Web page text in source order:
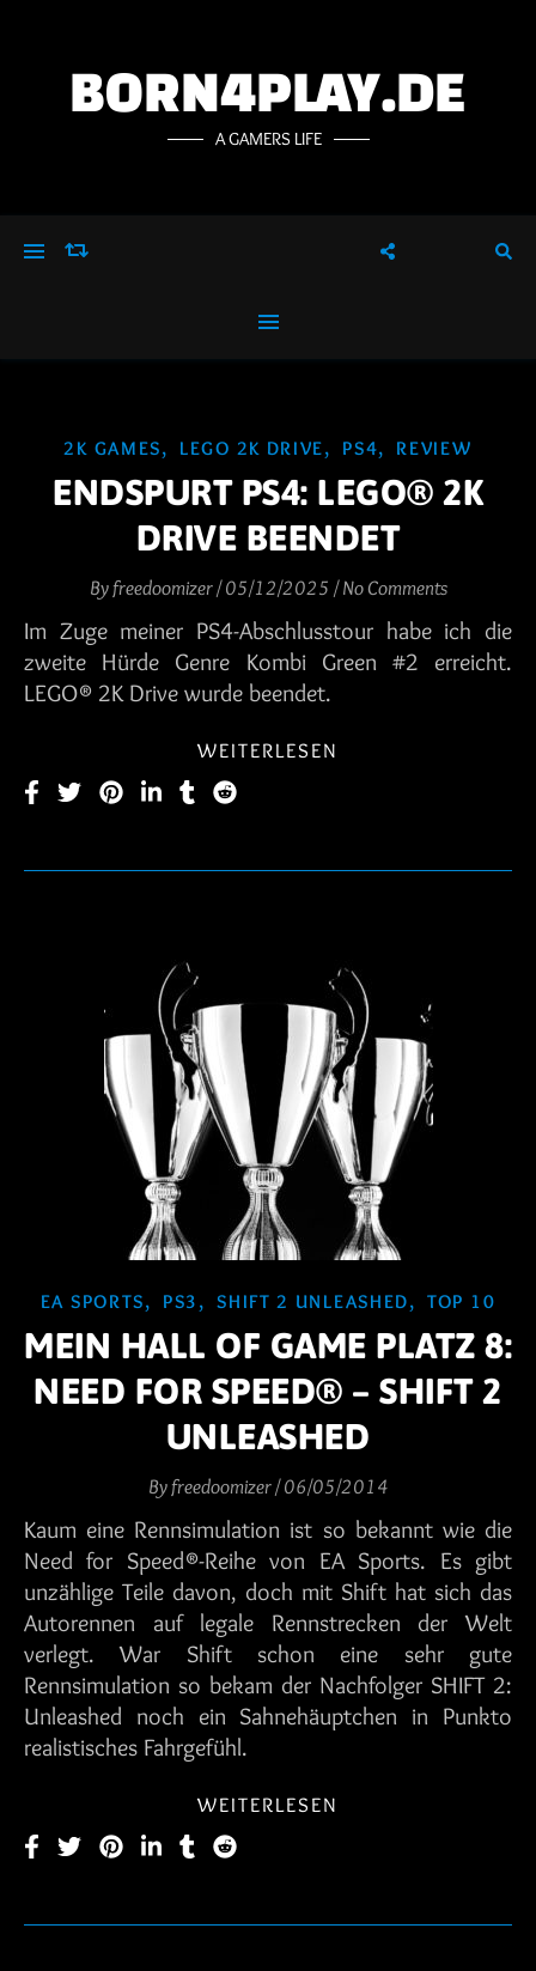
BORN4PLAY.DE
A GAMERS LIFE
2K GAMES, LEGO 2K DRIVE, PS4, REVIEW
ENDSPURT PS4: LEGO® 2K
DRIVE BEENDET
Byfreedoomizer/ 05/12/2025 / No Comments
Im Zuge meiner PS4-Abschlusstour habe ich die
zweite Hürde Genre Kombi Green #2 erreicht.
LEGO® 2K Drive wurde beendet.
WEITERLESEN
EA SPORTS, PS3 ,SHIFT 2 UNLEASHED,TOP 10
MEIN HALL OF GAME PLATZ 8:
NEED FOR SPEED® – SHIFT 2
UNLEASHED
Byfreedoomizer/ 06/05/2014
Kaum eine Rennsimulation ist so bekannt wie die
Need for Speed®-Reihe von EA Sports. Es gibt
unzählige Teile davon, doch mit Shift hat sich das
Autorennen auf legale Rennstrecken der Welt
verlegt. War Shift schon eine sehr gute
Rennsimulation so bekam der Nachfolger SHIFT 2:
Unleashed noch ein Sahnehäuptchen in Punkto
realistisches Fahrgefühl.
WEITERLESEN